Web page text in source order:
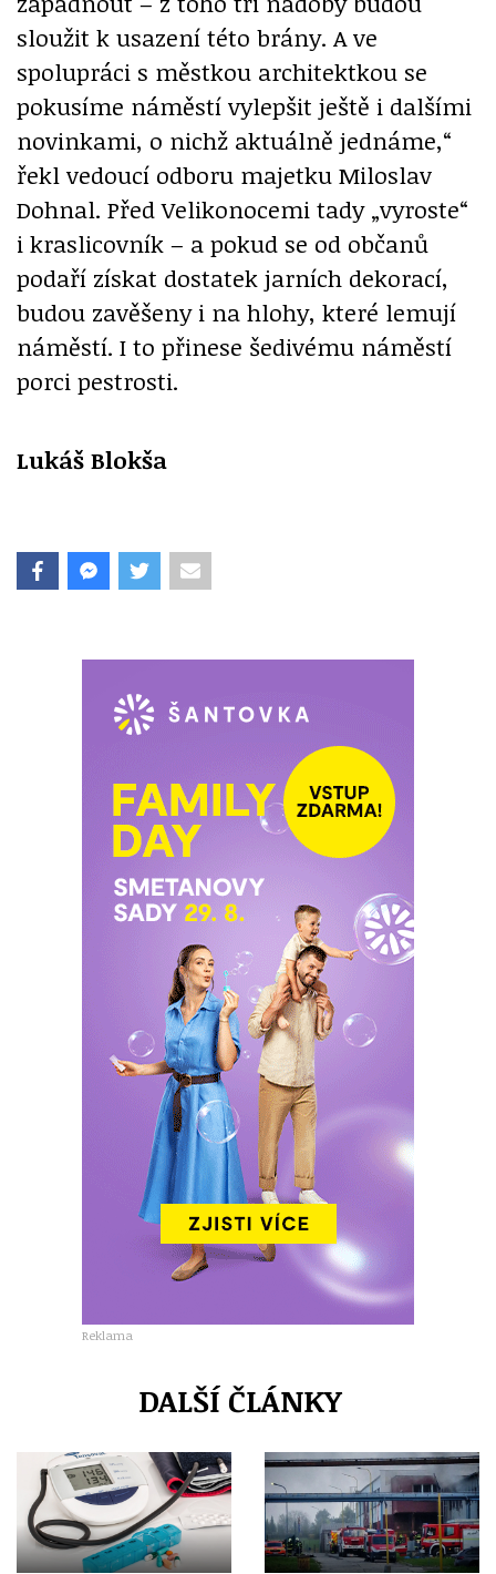
sloužit k usazení této brány. A ve
spolupráci s městkou architektkou se
pokusíme náměstí vylepšit ještě i dalšími
novinkami, o nichž aktuálně jednáme,“
řekl vedoucí odboru majetku Miloslav
Dohnal. Před Velikonocemi tady „vyroste“
i kraslicovník – a pokud se od občanů
podaří získat dostatek jarních dekorací,
budou zavěšeny i na hlohy, které lemují
náměstí. I to přinese šedivému náměstí
porci pestrosti.
Lukáš Blokša
Reklama
DALŠÍ ČLÁNKY